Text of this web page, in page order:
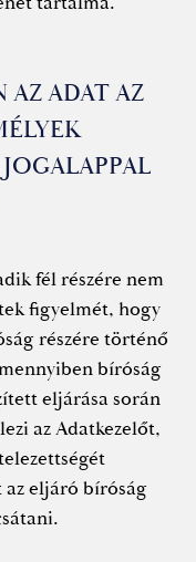
AZ ADAT AZ
fél részére nem
figyelmét, hogy
részére történő
bíróság
eljárása során
az Adatkezelőt,
eljáró bíróság